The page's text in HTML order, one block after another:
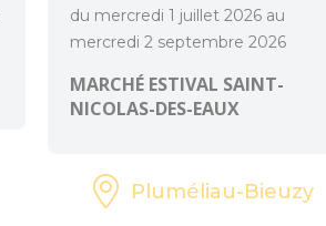
du mercredi 1 juillet 2026 au
mercredi 2 septembre 2026
MARCHÉ ESTIVAL SAINT-
NICOLAS-DES-EAUX
Pluméliau-Bieuzy